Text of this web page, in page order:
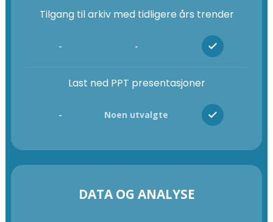
Tilgang til arkiv med tidligere års trender
- -
Last ned PPT presentasjoner
- Noen utvalgte
DATA OG ANALYSE